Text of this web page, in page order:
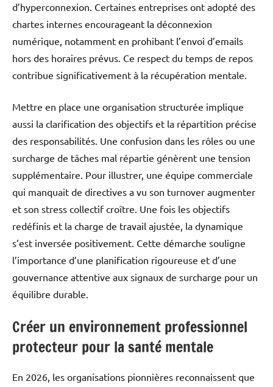
d’hyperconnexion. Certaines entreprises ont adopté des
chartes internes encourageant la déconnexion
numérique, notamment en prohibant l’envoi d’emails
hors des horaires prévus. Ce respect du temps de repos
contribue significativement à la récupération mentale.
Mettre en place une organisation structurée implique
aussi la clarification des objectifs et la répartition précise
des responsabilités. Une confusion dans les rôles ou une
surcharge de tâches mal répartie génèrent une tension
supplémentaire. Pour illustrer, une équipe commerciale
qui manquait de directives a vu son turnover augmenter
et son stress collectif croître. Une fois les objectifs
redéfinis et la charge de travail ajustée, la dynamique
s’est inversée positivement. Cette démarche souligne
l’importance d’une planification rigoureuse et d’une
gouvernance attentive aux signaux de surcharge pour un
équilibre durable.
Créer un environnement professionnel
protecteur pour la santé mentale
En 2026, les organisations pionnières reconnaissent que